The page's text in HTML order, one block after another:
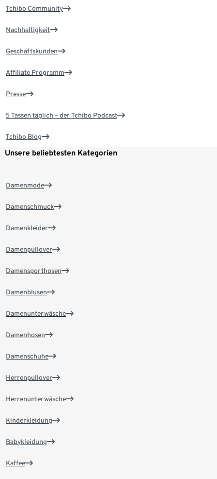
Tchibo Community
Nachhaltigkeit
Geschäftskunden
Affiliate Programm
Presse
5 Tassen täglich – der Tchibo Podcast
Tchibo Blog
Unsere beliebtesten Kategorien
Damenmode
Damenschmuck
Damenkleider
Damenpullover
Damensporthosen
Damenblusen
Damenunterwäsche
Damenhosen
Damenschuhe
Herrenpullover
Herrenunterwäsche
Kinderkleidung
Babykleidung
Kaffee